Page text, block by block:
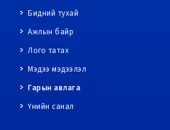
Бидний тухай
Ажлын байр
Лого татах
Мэдээ мэдээлэл
Гарын авлага
Үнийн санал